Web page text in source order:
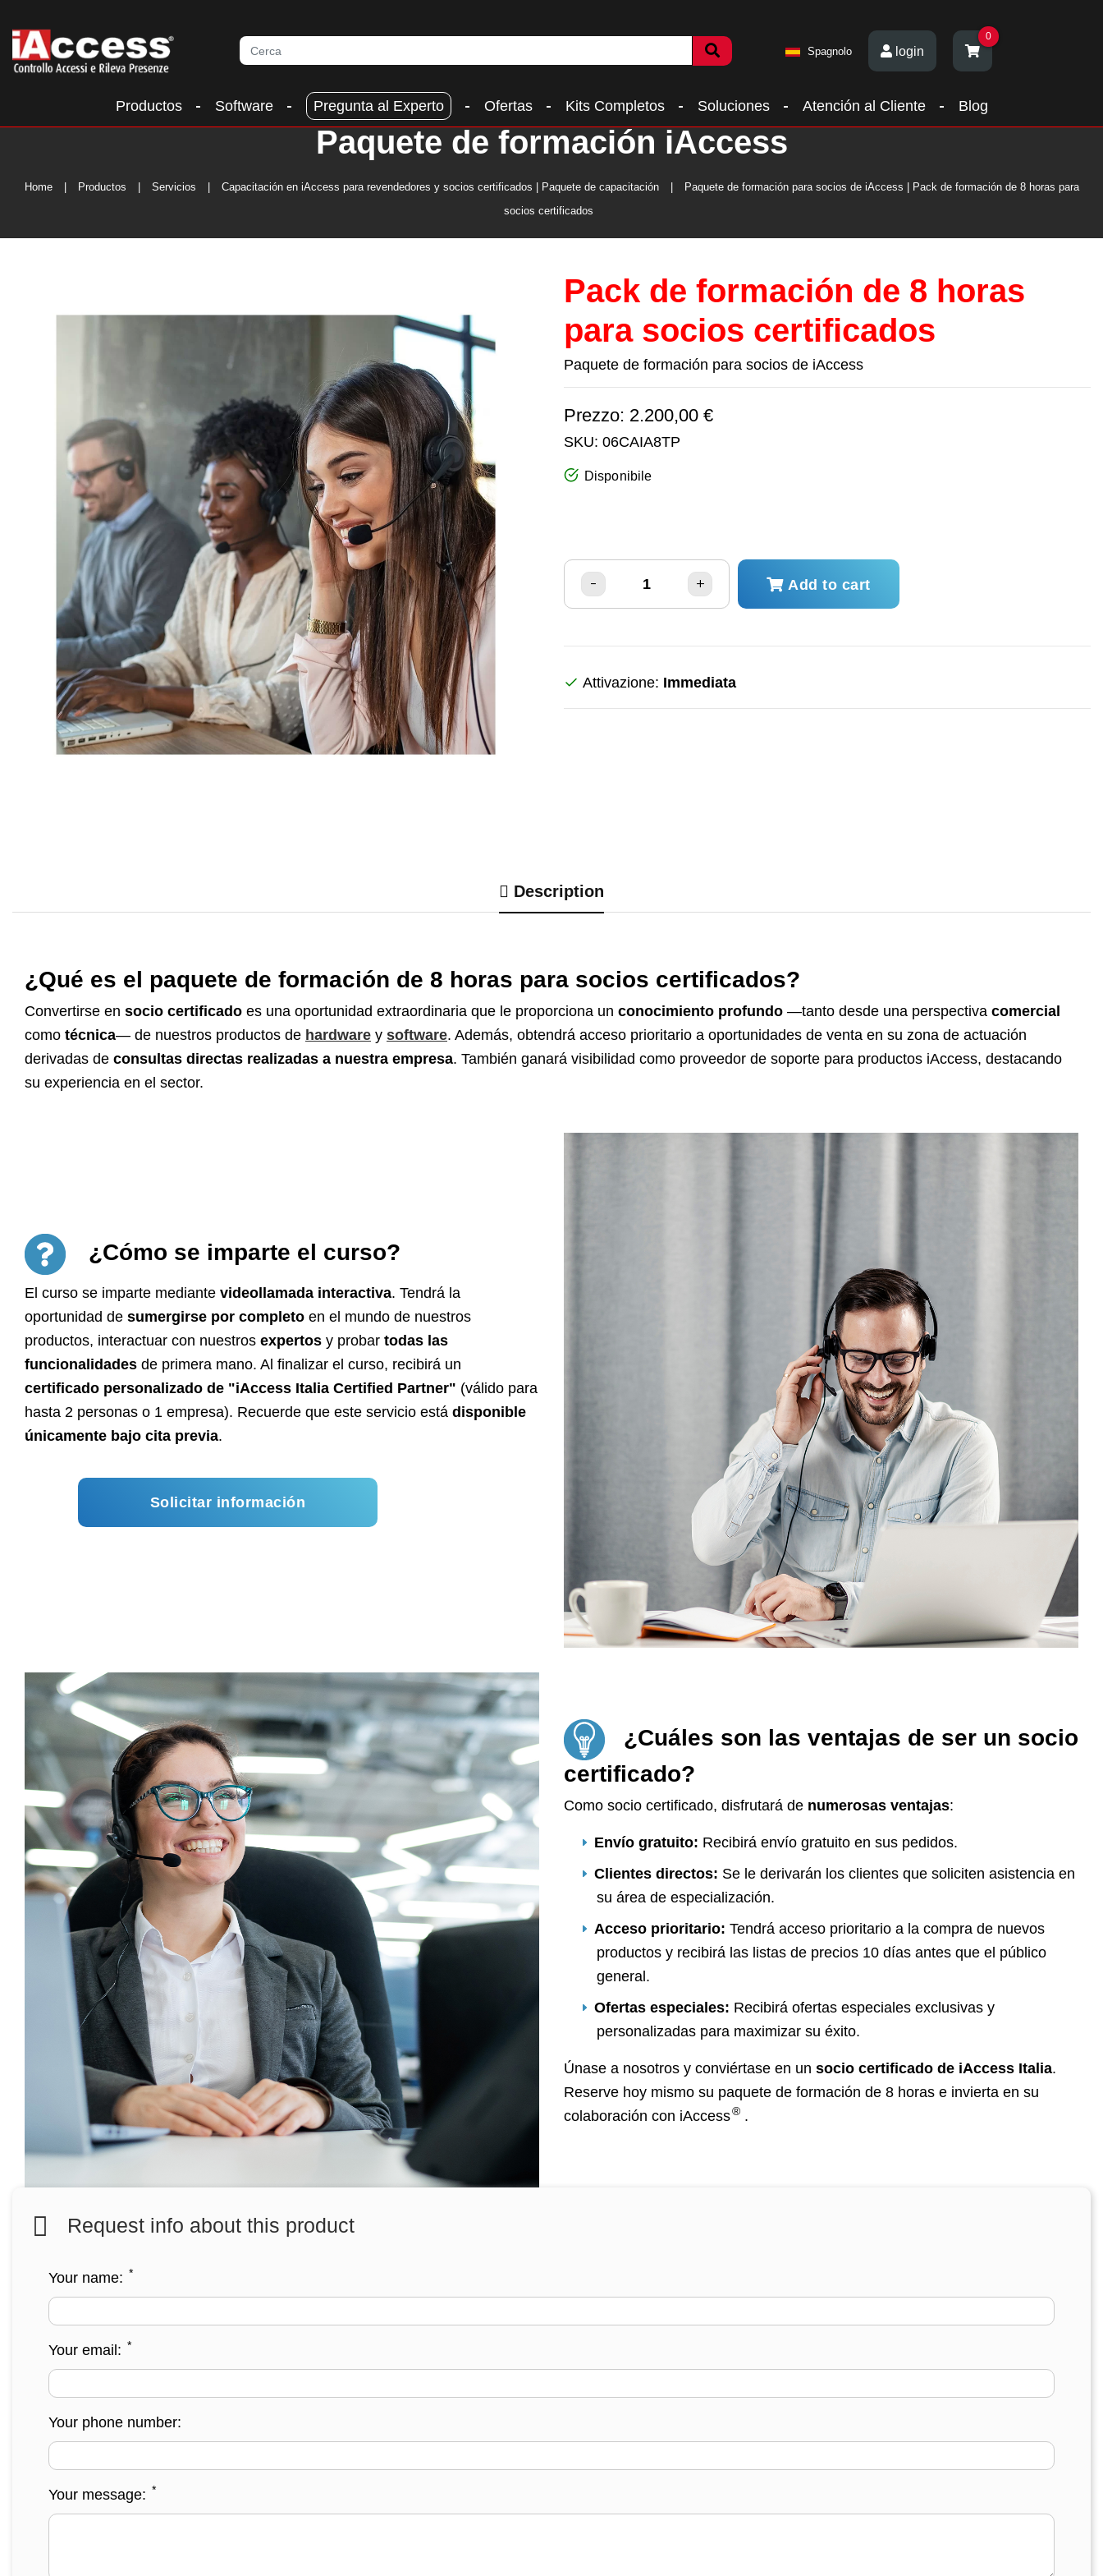
Spagnolo login
0
Productos Software Pregunta al Experto Ofertas Kits Completos Soluciones Atención al Cliente Blog
Paquete de formación iAccess
Home Productos Servicios Capacitación en iAccess para revendedores y socios certificados | Paquete de capacitación
Paquete de formación para socios de iAccess | Pack de formación de 8 horas para
socios certificados
Pack de formación de 8 horas
para socios certificados
Paquete de formación para socios de iAccess
Prezzo: 2.200,00 €
SKU: 06CAIA8TP
Disponibile
Add to cart
Attivazione: Immediata
Description
¿Qué es el paquete de formación de 8 horas para socios certificados?
Convertirse en socio certificado es una oportunidad extraordinaria que le proporciona un conocimiento profundo —tanto desde una perspectiva comercial
como técnica— de nuestros productos de hardware y software. Además, obtendrá acceso prioritario a oportunidades de venta en su zona de actuación
derivadas de consultas directas realizadas a nuestra empresa. También ganará visibilidad como proveedor de soporte para productos iAccess, destacando
su experiencia en el sector.
¿Cómo se imparte el curso?
El curso se imparte mediante videollamada interactiva. Tendrá la
oportunidad de sumergirse por completo en el mundo de nuestros
productos, interactuar con nuestros expertos y probar todas las
funcionalidades de primera mano. Al finalizar el curso, recibirá un
certificado personalizado de "iAccess Italia Certified Partner" (válido para
hasta 2 personas o 1 empresa). Recuerde que este servicio está disponible
únicamente bajo cita previa.
Solicitar información
¿Cuáles son las ventajas de ser un socio
certificado?
Como socio certificado, disfrutará de numerosas ventajas:
Envío gratuito: Recibirá envío gratuito en sus pedidos.
Clientes directos: Se le derivarán los clientes que soliciten asistencia en
su área de especialización.
Acceso prioritario: Tendrá acceso prioritario a la compra de nuevos
productos y recibirá las listas de precios 10 días antes que el público
general.
Ofertas especiales: Recibirá ofertas especiales exclusivas y
personalizadas para maximizar su éxito.
Únase a nosotros y conviértase en un socio certificado de iAccess Italia.
Reserve hoy mismo su paquete de formación de 8 horas e invierta en su
colaboración con iAccess® .
Request info about this product
Your name: *
Your email: *
Your phone number:
Your message: *